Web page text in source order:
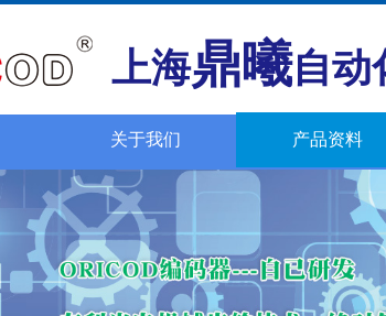
上海鼎曦自动
关于我们 产品资料